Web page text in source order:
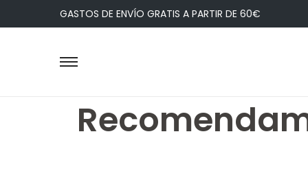
GASTOS DE ENVÍO GRATIS A PARTIR DE 60€